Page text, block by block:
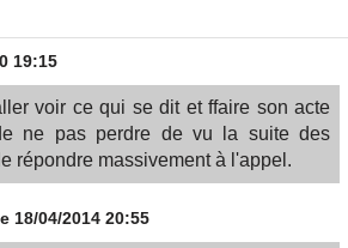
19:15
voir ce qui se dit et ffaire son acte
ne pas perdre de vu la suite des
répondre massivement à l'appel.
18/04/2014 20:55